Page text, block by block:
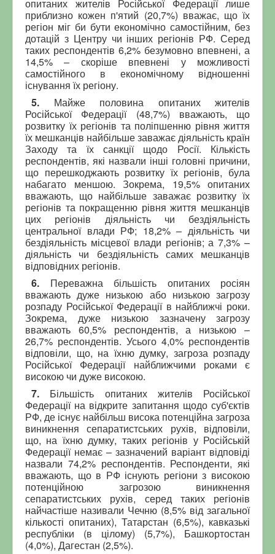
опитаних жителів Російської Федерації лише
приблизно кожен п'ятий (20,7%) вважає, що їх
регіон міг би бути економічно самостійним, без
дотацій з Центру чи інших регіонів РФ. Серед
таких респондентів 6,2% безумовно впевнені, а
14,5% – скоріше впевнені у можливості
самостійного в економічному відношенні
існування їх регіону.
5. Майже половина опитаних жителів
Російської Федерації (48,7%) вважають, що
розвитку їх регіонів та поліпшенню рівня життя
їх мешканців найбільше заважає діяльність країн
Заходу та їх санкції щодо Росії. Кількість
респондентів, які назвали інші головні причини,
що перешкоджають розвитку їх регіонів, була
набагато меншою. Зокрема, 19,5% опитаних
вважають, що найбільше заважає розвитку їх
регіонів та покращенню рівня життя мешканців
цих регіонів діяльність чи бездіяльність
центральної влади РФ; 18,2% – діяльність чи
бездіяльність місцевої влади регіонів; а 7,3% –
діяльність чи бездіяльність самих мешканців
відповідних регіонів.
6. Переважна більшість опитаних росіян
вважають дуже низькою або низькою загрозу
розпаду Російської Федерації в найближчі роки.
Зокрема, дуже низькою зазначену загрозу
вважають 60,5% респондентів, а низькою –
26,7% респондентів. Усього 4,0% респондентів
відповіли, що, на їхню думку, загроза розпаду
Російської Федерації найближчими роками є
високою чи дуже високою.
7. Більшість опитаних жителів Російської
Федерації на відкрите запитання щодо суб'єктів
РФ, де існує найбільш висока потенційна загроза
виникнення сепаратистських рухів, відповіли,
що, на їхню думку, таких регіонів у Російській
Федерації немає – зазначений варіант відповіді
назвали 74,2% респондентів. Респонденти, які
вважають, що в РФ існують регіони з високою
потенційною загрозою виникнення
сепаратистських рухів, серед таких регіонів
найчастіше називали Чечню (8,5% від загальної
кількості опитаних), Татарстан (6,5%), кавказькі
республіки (в цілому) (5,7%), Башкортостан
(4,0%), Дагестан (2,5%).